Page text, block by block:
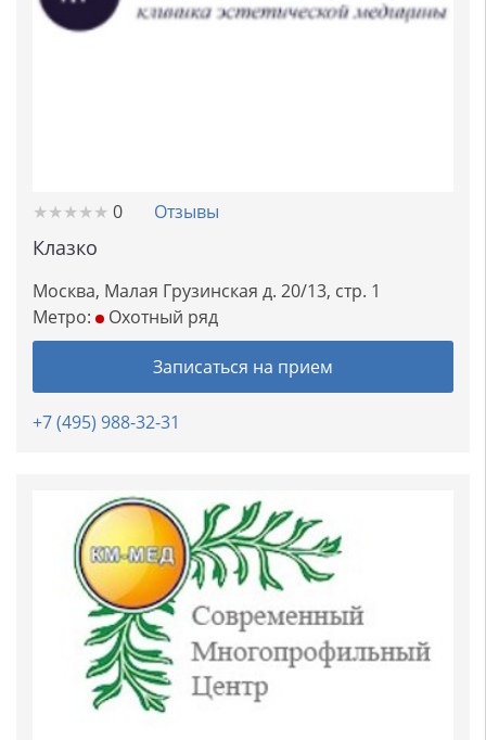
★★★★★
★★★★★ 0 Отзывы
Клазко
Москва, Малая Грузинская д. 20/13, стр. 1
Метро:
Охотный ряд
Записаться на прием
+7 (495) 988-32-31